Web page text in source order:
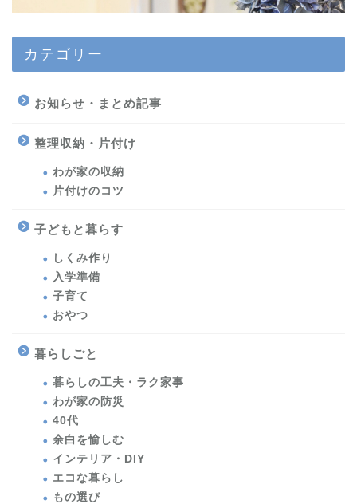
カテゴリー
お知らせ・まとめ記事
整理収納・片付け
わが家の収納
片付けのコツ
子どもと暮らす
しくみ作り
入学準備
子育て
おやつ
暮らしごと
暮らしの工夫・ラク家事
わが家の防災
40代
余白を愉しむ
インテリア・DIY
エコな暮らし
もの選び